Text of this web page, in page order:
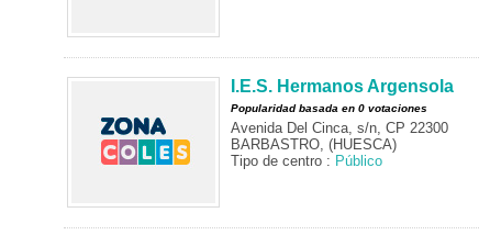
I.E.S. Hermanos Argensola
Popularidad basada en 0 votaciones
Avenida Del Cinca, s/n, CP 22300
BARBASTRO, (HUESCA)
Tipo de centro : Público